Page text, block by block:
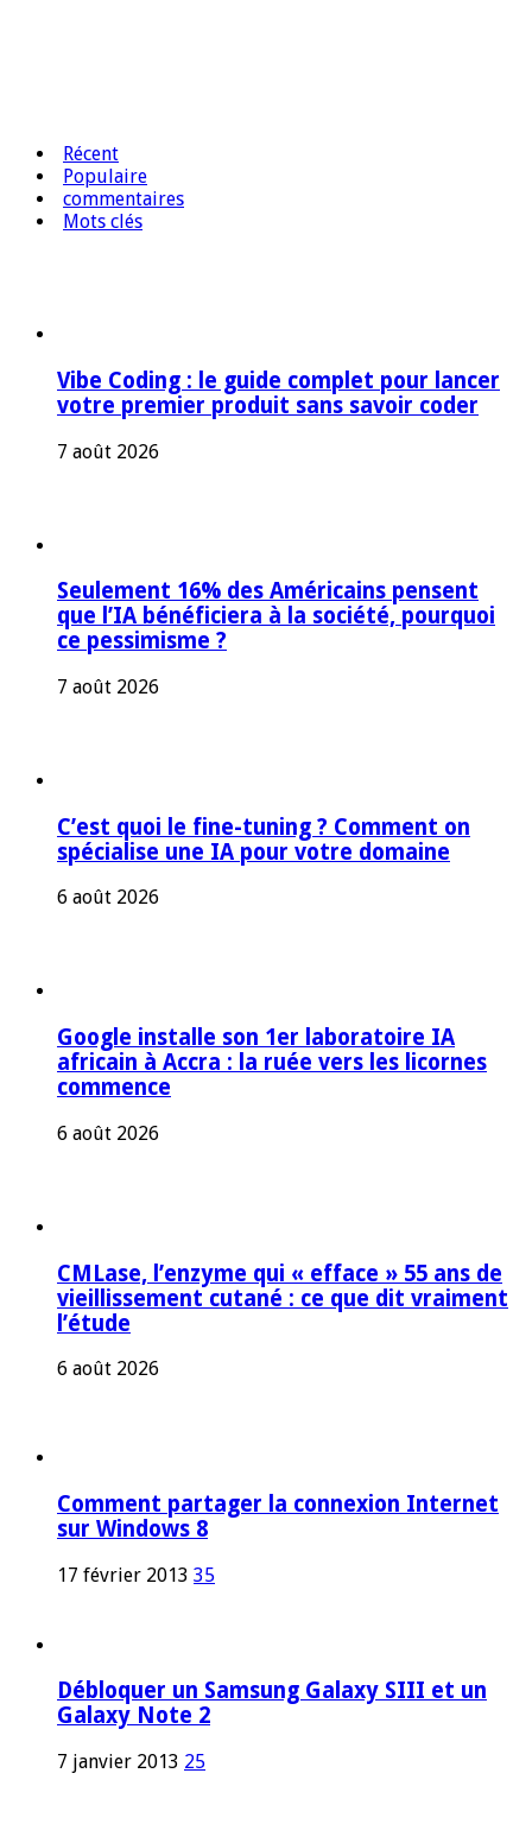
Récent
Populaire
commentaires
Mots clés
Vibe Coding : le guide complet pour lancer
votre premier produit sans savoir coder
7 août 2026
Seulement 16% des Américains pensent
que l’IA bénéficiera à la société, pourquoi
ce pessimisme ?
7 août 2026
C’est quoi le fine-tuning ? Comment on
spécialise une IA pour votre domaine
6 août 2026
Google installe son 1er laboratoire IA
africain à Accra : la ruée vers les licornes
commence
6 août 2026
CMLase, l’enzyme qui « efface » 55 ans de
vieillissement cutané : ce que dit vraiment
l’étude
6 août 2026
Comment partager la connexion Internet
sur Windows 8
17 février 2013 35
Débloquer un Samsung Galaxy SIII et un
Galaxy Note 2
7 janvier 2013 25